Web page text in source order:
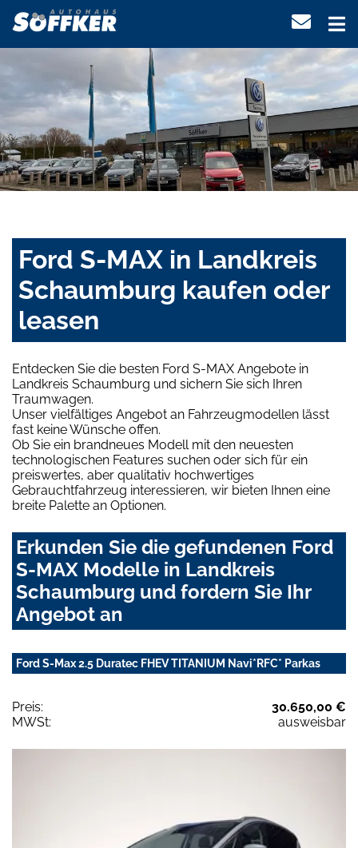
Ford S-MAX in Landkreis
Schaumburg kaufen oder
leasen
Entdecken Sie die besten Ford S-MAX Angebote in
Landkreis Schaumburg und sichern Sie sich Ihren
Traumwagen.
Unser vielfältiges Angebot an Fahrzeugmodellen lässt
fast keine Wünsche offen.
Ob Sie ein brandneues Modell mit den neuesten
technologischen Features suchen oder sich für ein
preiswertes, aber qualitativ hochwertiges
Gebrauchtfahrzeug interessieren, wir bieten Ihnen eine
breite Palette an Optionen.
Erkunden Sie die gefundenen Ford
S-MAX Modelle in Landkreis
Schaumburg und fordern Sie Ihr
Angebot an
Ford S-Max 2.5 Duratec FHEV TITANIUM Navi*RFC* Parkas
Preis:
30.650,00 €
MWSt:
ausweisbar